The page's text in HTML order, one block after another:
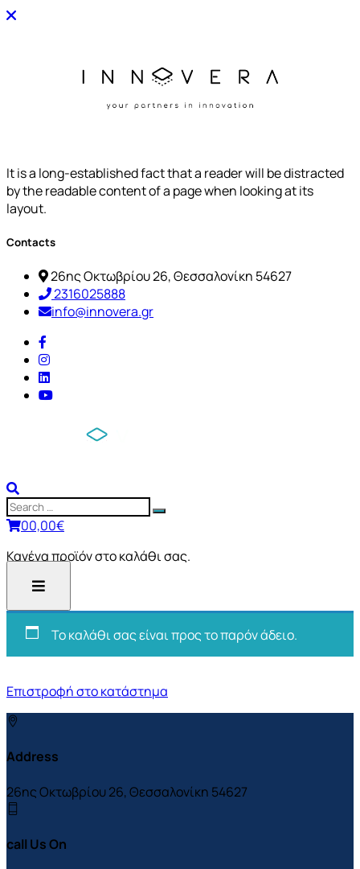
It is a long-established fact that a reader will be distracted
by the readable content of a page when looking at its
layout.
Contacts
26ης Οκτωβρίου 26, Θεσσαλονίκη 54627
2316025888
info@innovera.gr
00,00€
Κανένα προϊόν στο καλάθι σας.
Το καλάθι σας είναι προς το παρόν άδειο.
Επιστροφή στο κατάστημα
Address
26ης Οκτωβρίου 26, Θεσσαλονίκη 54627
call Us On